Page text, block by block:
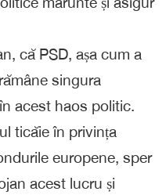
că PSD, așa cum a
singura
acest haos politic.
ticăie în privința
europene, sper
acest lucru și